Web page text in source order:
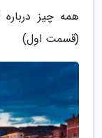
همه چیز
(قسمت اول)